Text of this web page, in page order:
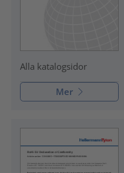
Alla katalogsidor
Mer